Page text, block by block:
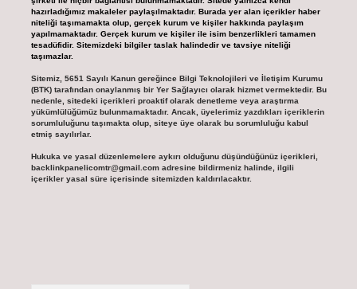
hazırladığımız makaleler paylaşılmaktadır. Burada yer alan içerikler haber
niteliği taşımamakta olup, gerçek kurum ve kişiler hakkında paylaşım
yapılmamaktadır. Gerçek kurum ve kişiler ile isim benzerlikleri tamamen
tesadüfidir. Sitemizdeki bilgiler taslak halindedir ve tavsiye niteliği
taşımazlar.
Sitemiz, 5651 Sayılı Kanun gereğince Bilgi Teknolojileri ve İletişim Kurumu
(BTK) tarafından onaylanmış bir Yer Sağlayıcı olarak hizmet vermektedir. Bu
nedenle, sitedeki içerikleri proaktif olarak denetleme veya araştırma
yükümlülüğümüz bulunmamaktadır. Ancak, üyelerimiz yazdıkları içeriklerin
sorumluluğunu taşımakta olup, siteye üye olarak bu sorumluluğu kabul
etmiş sayılırlar.
Hukuka ve yasal düzenlemelere aykırı olduğunu düşündüğünüz içerikleri,
backlinkpanelicomtr@gmail.comadresine bildirmeniz halinde, ilgili
içerikler yasal süre içerisinde sitemizden kaldırılacaktır.